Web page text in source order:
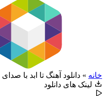
خانه » دانلود آهنگ تا ابد با
لینک های دانلود